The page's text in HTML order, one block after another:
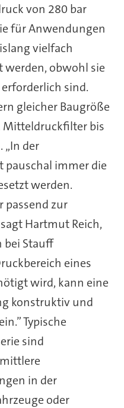
von 280 bar
für Anwendungen
vielfach
obwohl sie
sind.
gleicher Baugröße
Mitteldruckfilter bis
„In der
immer die
werden.
passend zur
Hartmut Reich,
bei Stauff
eines
wird, kann eine
konstruktiv und
Typische
sind
in der
oder